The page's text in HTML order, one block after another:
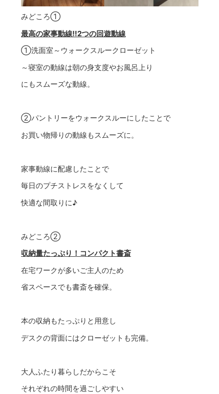
みどころ①
最高の家事動線‼2つの回遊動線
①洗面室～ウォークスルークローゼット
～寝室の動線は朝の身支度やお風呂上り
にもスムーズな動線。
②パントリーをウォークスルーにしたことで
お買い物帰りの動線もスムーズに。
家事動線に配慮したことで
毎日のプチストレスをなくして
快適な間取りに♪
みどころ②
収納量たっぷり！コンパクト書斎
在宅ワークが多いご主人のため
省スペースでも書斎を確保。
本の収納もたっぷりと用意し
デスクの背面にはクローゼットも完備。
大人ふたり暮らしだからこそ
それぞれの時間を過ごしやすい